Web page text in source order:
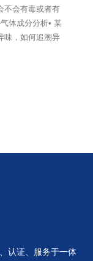
不会有毒或者有
体成分分析• 某
味，如何追溯异
认证、服务于一体